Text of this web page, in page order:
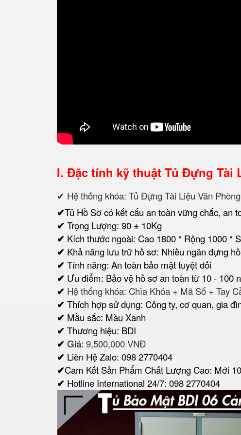
I. Đặc tính kỹ thuật Tủ Đựng Tài
✔ Hệ thống khóa: Tủ Đựng Tài Liệu Văn
✔Tủ Hồ Sơ có kết cấu an toàn vững chắc, an
✔ Trọng Lượng: 90 ± 10Kg
✔ Kích thước ngoài: Cao 1800 * Rộng 1000 *
✔ Khả năng lưu trữ hồ sơ: Nhiều ngăn đựng
✔ Tính năng: An toàn bảo mật tuyệt đối
✔ Ưu điểm: Bảo vệ hồ sơ an toàn từ 10 - 100
✔ Hệ thống khóa: Chìa Khóa + Mã Số + Tay
✔ Thích hợp sử dụng: Công ty, cơ quan, gia
✔ Mầu sắc: Màu Xanh
✔ Thương hiệu: BDI
✔ Giá: 9,500,000 VNĐ
✔ Liên Hệ Zalo: 098 2770404
✔Cam Kết Sản Phẩm Chất Lượng Cao: Mới
✔ Hotline International 24/7: 098 2770404